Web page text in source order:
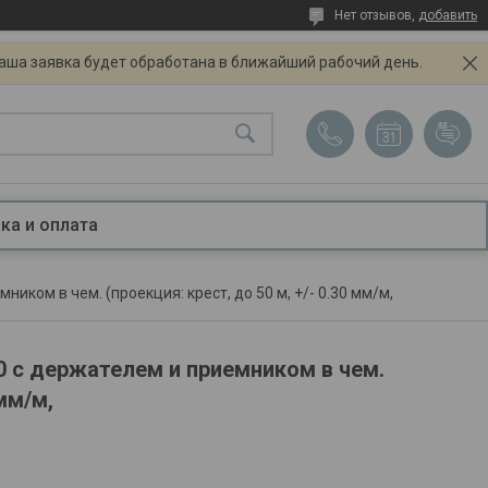
Нет отзывов, добавить
заявка будет обработана в ближайший рабочий день.
и оплата
в чем. (проекция: крест, до 50 м, +/- 0.30 мм/м,
с держателем и приемником в чем.
м,